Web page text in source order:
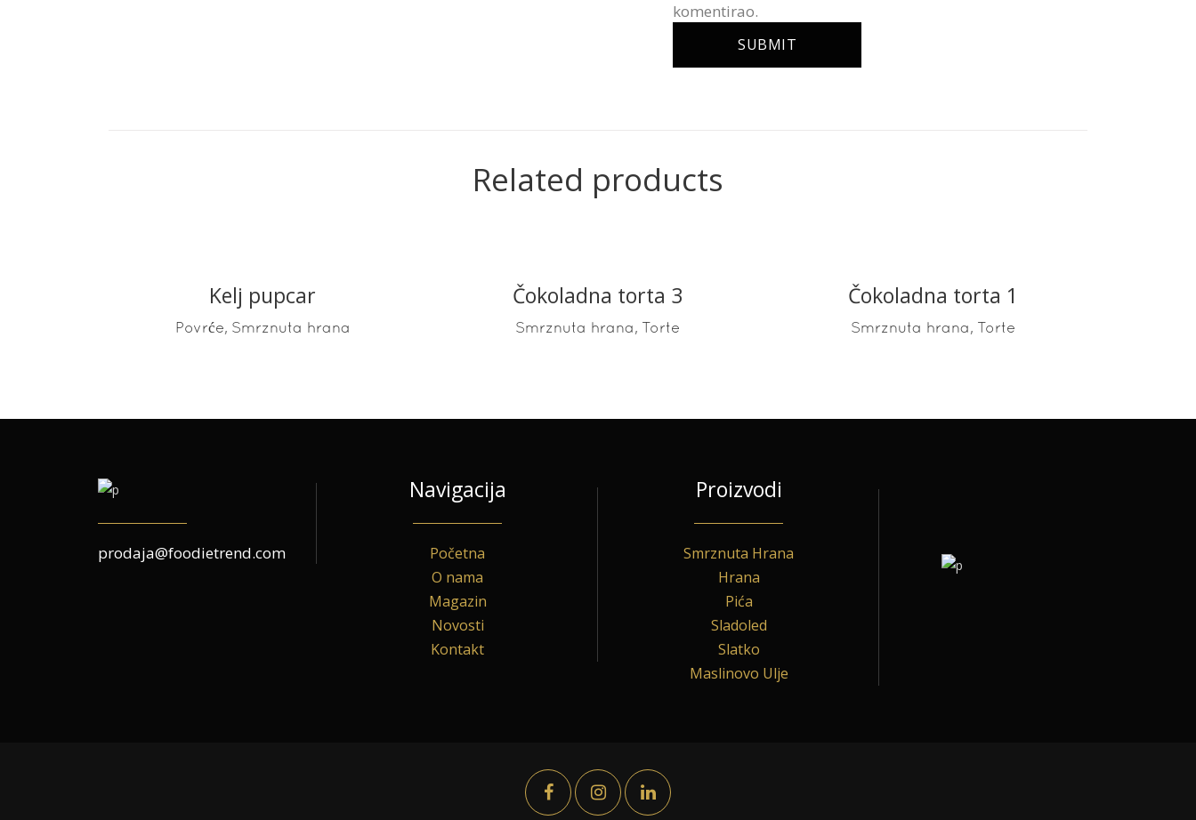
komentirao.
Related products
READ MORE
Kelj pupcar
Povrće, Smrznuta hrana
READ MORE
Čokoladna torta 3
Smrznuta hrana, Torte
READ MORE
Čokoladna torta 1
Smrznuta hrana, Torte
prodaja@foodietrend.com
Navigacija
Početna
O nama
Magazin
Novosti
Kontakt
Proizvodi
Smrznuta Hrana
Hrana
Pića
Sladoled
Slatko
Maslinovo Ulje